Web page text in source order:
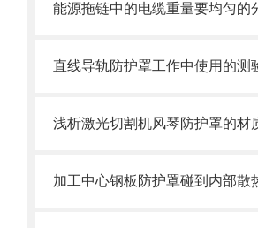
能源拖链中的电缆重量要均匀的
直线导轨防护罩工作中使用的测